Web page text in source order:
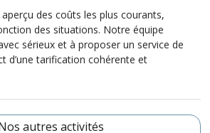
des coûts les plus courants,
des situations. Notre équipe
sérieux et à proposer un service de
d’une tarification cohérente et
autres activités